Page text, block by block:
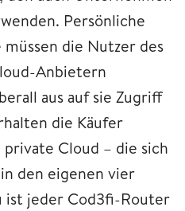
Persönliche
die Nutzer des
Anbietern
aus auf sie Zugriff
die Käufer
Cloud – die sich
den eigenen vier
ist jeder Cod3fi-Router